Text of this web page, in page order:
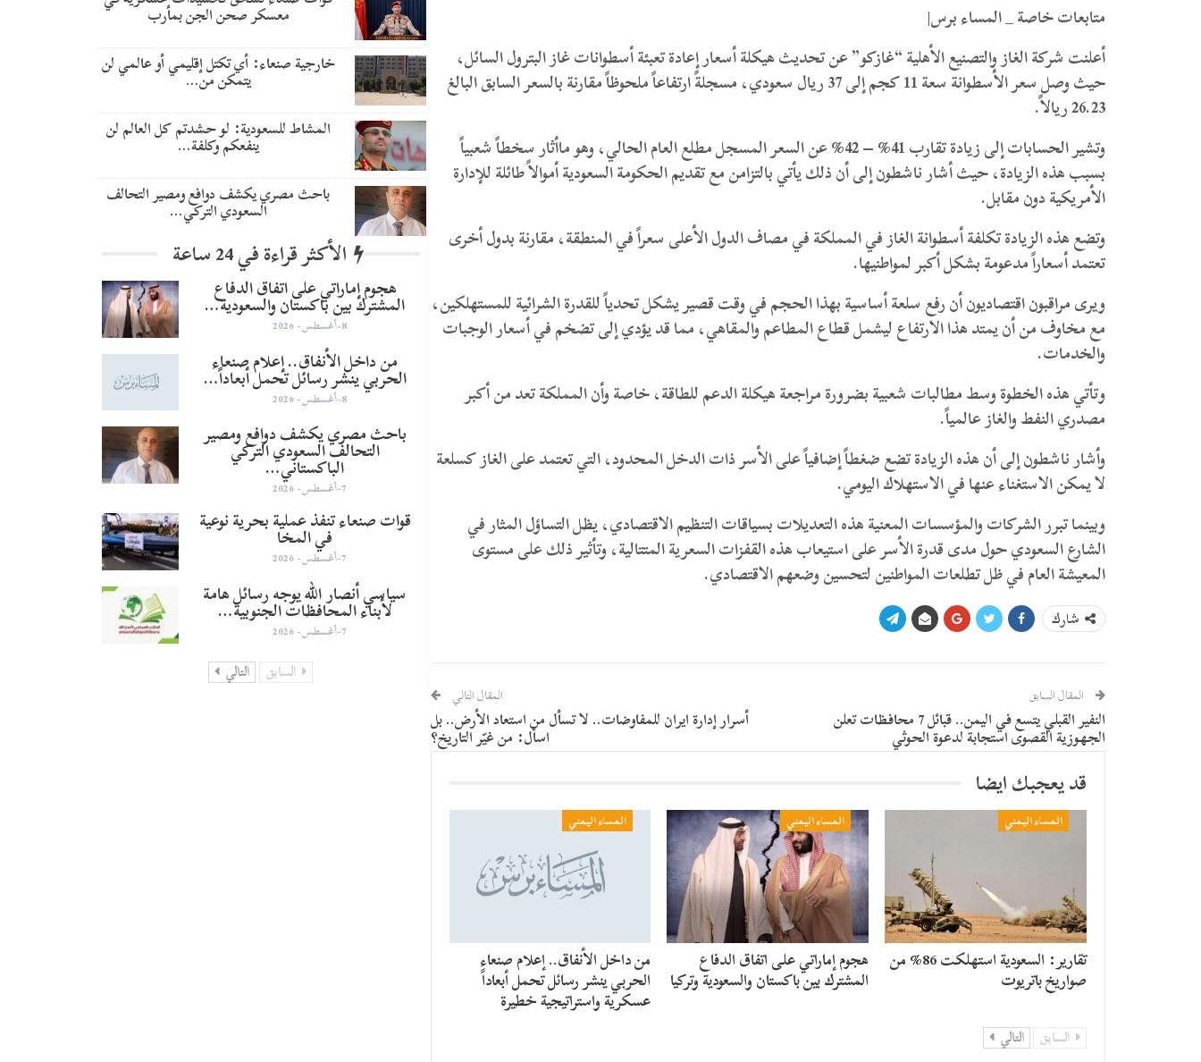
متابعات خاصة _ المساء برس|
​أعلنت شركة الغاز والتصنيع الأهلية “غازكو” عن تحديث هيكلة أسعار إعادة تعبئة أسطوانات غاز البترول السائل،
حيث وصل سعر الأسطوانة سعة 11 كجم إلى 37 ريال سعودي، مسجلةً ارتفاعاً ملحوظاً مقارنة بالسعر السابق البالغ
26.23 ريالاً.
​وتشير الحسابات إلى زيادة تقارب 41% – 42% عن السعر المسجل مطلع العام الحالي، وهو ماأثار سخطاً شعبياً
بسبب هذه الزيادة، حيث أشار ناشطون إلى أن ذلك يأتي بالتزامن مع تقديم الحكومة السعودية أموالاً طائلة للإدارة
الأمريكية دون مقابل.
​وتضع هذه الزيادة تكلفة أسطوانة الغاز في المملكة في مصاف الدول الأعلى سعراً في المنطقة، مقارنة بدول أخرى
تعتمد أسعاراً مدعومة بشكل أكبر لمواطنيها.
​ويرى مراقبون اقتصاديون أن رفع سلعة أساسية بهذا الحجم في وقت قصير يشكل تحدياً للقدرة الشرائية للمستهلكين،
مع مخاوف من أن يمتد هذا الارتفاع ليشمل قطاع المطاعم والمقاهي، مما قد يؤدي إلى تضخم في أسعار الوجبات
والخدمات.
و​تأتي هذه الخطوة وسط مطالبات شعبية بضرورة مراجعة هيكلة الدعم للطاقة، خاصة وأن المملكة تعد من أكبر
مصدري النفط والغاز عالمياً.
وأشار ناشطون إلى أن هذه الزيادة تضع ضغطاً إضافياً على الأسر ذات الدخل المحدود، التي تعتمد على الغاز كسلعة
لا يمكن الاستغناء عنها في الاستهلاك اليومي.
و​بينما تبرر الشركات والمؤسسات المعنية هذه التعديلات بسياقات التنظيم الاقتصادي، يظل التساؤل المثار في
الشارع السعودي حول مدى قدرة الأسر على استيعاب هذه القفزات السعرية المتتالية، وتأثير ذلك على مستوى
المعيشة العام في ظل تطلعات المواطنين لتحسين وضعهم الاقتصادي.
شارك
المقال السابق
النفير القبلي يتسع في اليمن.. قبائل 7 محافظات تعلن
الجهوزية القصوى استجابة لدعوة الحوثي
المقال التالي
أسرار إدارة ايران للمفاوضات.. لا تسأل من استعاد الأرض.. بل
اسأل: من غيّر التاريخ؟
قد يعجبك ايضا
المساء اليمني
تقارير: السعودية استهلكت 86% من
صواريخ باتريوت
المساء اليمني
هجوم إماراتي على اتفاق الدفاع
المشترك بين باكستان والسعودية وتركيا
المساء اليمني
من داخل الأنفاق.. إعلام صنعاء
الحربي ينشر رسائل تحمل أبعاداً
عسكرية واستراتيجية خطيرة
السابق التالي
معسكر صحن الجن بمأرب
خارجية صنعاء: أي تكتل إقليمي أو عالمي لن
يتمكن من…
المشاط للسعودية: لو حشدتم كل العالم لن
ينفعكم وكلفة…
باحث مصري يكشف دوافع ومصير التحالف
السعودي التركي…
الأكثر قراءة في 24 ساعة
هجوم إماراتي على اتفاق الدفاع
المشترك بين باكستان والسعودية…
8-أغسطس- 2026
من داخل الأنفاق.. إعلام صنعاء
الحربي ينشر رسائل تحمل أبعاداً…
8-أغسطس- 2026
باحث مصري يكشف دوافع ومصير
التحالف السعودي التركي
الباكستاني…
7-أغسطس- 2026
قوات صنعاء تنفذ عملية بحرية نوعية
في المخا
7-أغسطس- 2026
سياسي أنصار الله يوجه رسائل هامة
لأبناء المحافظات الجنوبية…
7-أغسطس- 2026
السابق التالي